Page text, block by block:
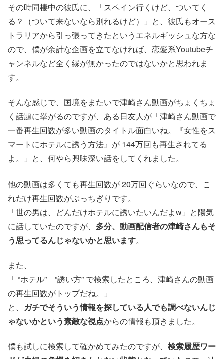
その時同棲中の彼氏に、「スペイン行くけど、ついてく
る？（ついて来ないなら別れるけど）」と、彼氏もオース
トラリアから引っ張ってきたというエネルギッシュな方な
ので、僕が余計な企画を立てなければ、恋愛系Youtubeチ
ャンネルなど全く縁が無かったのではないかと思われま
す。
そんな感じで、国境をまたいで津崎さん動画がちょくちょ
く話題に挙がるのですが、ある日友人が「津崎さん動画で
一番再生回数が多い動画のタイトル面白いね。『女性をス
マートにホテルに誘う方法』が 144万回も再生されてる
よ。」と、何やら興味深い話をしてくれました。
他の動画は多くても再生回数が 20万回ぐらいなので、こ
れだけ再生回数がぶっちぎりです。
「世の男は、どんだけホテルに誘いたいんだよw」と陽気
に話していたのですが、 多分、動画配信者の津崎さんもそ
う思ってるんじゃないかと思います。
また、
「 “ホテル” ”誘い方” で検索したところ、津崎さんの動画
の再生回数がトップだね。」
と、 ガチでそういう情報を探している人でも調べないんじ
ゃないかという素敵な視点からの情報も頂きました。
僕も試しに検索して確かめてみたのですが、 検索履歴ワー